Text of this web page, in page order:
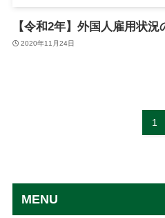
【令和2年】外国人雇用状況
2020年11月24日
1
MENU